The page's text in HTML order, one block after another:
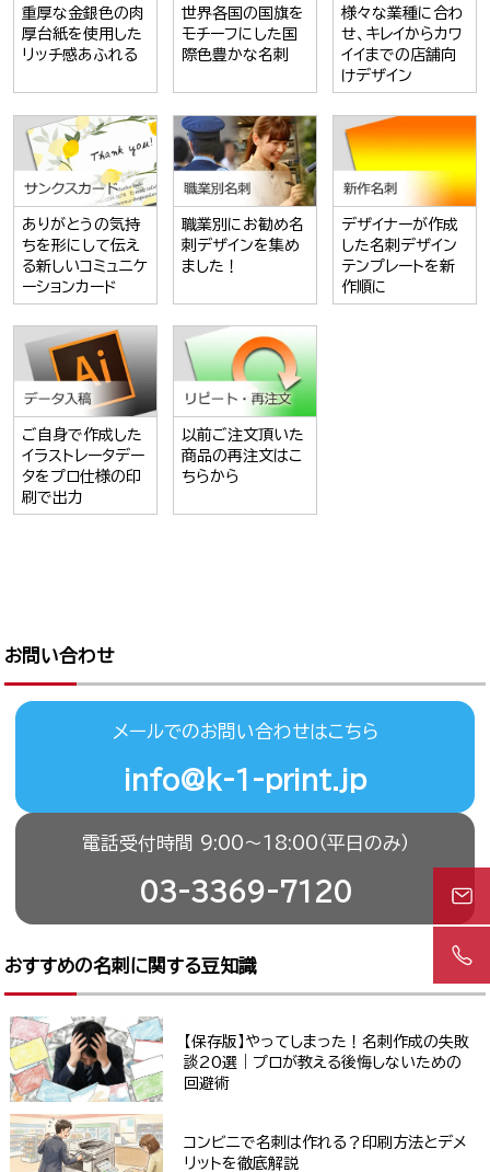
重厚な金銀色の肉
厚台紙を使用した
リッチ感あふれる
世界各国の国旗を
モチーフにした国
際色豊かな名刺
様々な業種に合わ
せ、キレイからカワ
イイまでの店舗向
けデザイン
ありがとうの気持
ちを形にして伝え
る新しいコミュニケ
ーションカード
職業別にお勧め名
刺デザインを集め
ました！
デザイナーが作成
した名刺デザイン
テンプレートを新
作順に
ご自身で作成した
イラストレータデー
タをプロ仕様の印
刷で出力
以前ご注文頂いた
商品の再注文はこ
ちらから
お問い合わせ
メールでのお問い合わせはこちら
info@k-1-print.jp
電話受付時間 9:00〜18:00（平日のみ）
03-3369-7120
おすすめの名刺に関する豆知識
【保存版】やってしまった！名刺作成の失敗
談20選｜プロが教える後悔しないための
回避術
コンビニで名刺は作れる？印刷方法とデメ
リットを徹底解説